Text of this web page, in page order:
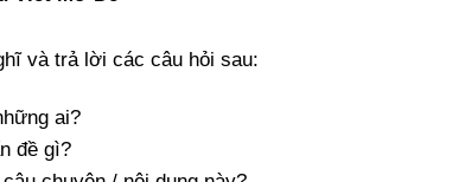
và trả lời các câu hỏi sau:
ai?
đề gì?